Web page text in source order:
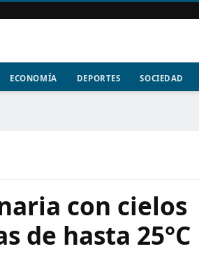
ECONOMÍA DEPORTES SOCIEDAD
con cielos
de hasta 25°C